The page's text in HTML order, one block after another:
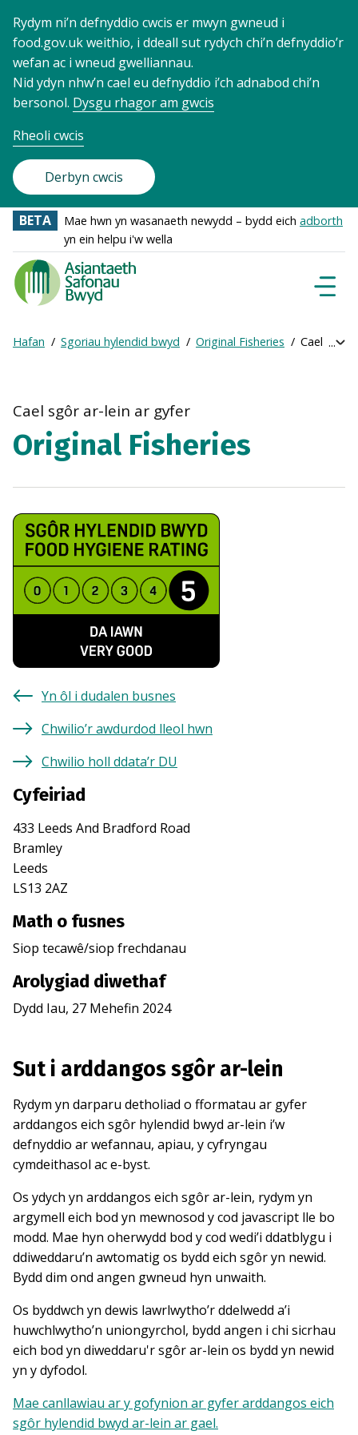
Rydym ni’n defnyddio cwcis er mwyn gwneud i
food.gov.uk weithio, i ddeall sut rydych chi’n defnyddio’r
wefan ac i wneud gwelliannau.
Nid ydyn nhw’n cael eu defnyddio i’ch adnabod chi’n
bersonol. Dysgu rhagor am gwcis
Rheoli cwcis
Derbyn cwcis
BETA Mae hwn yn wasanaeth newydd – bydd eich adborth
yn ein helpu i'w wella
Food
Standards
Agency
Frontpage
Breadcrumb
Hafan Sgoriau hylendid bwyd Original Fisheries Cael sgôr
Cael sgôr ar-lein ar gyfer
Original Fisheries
Yn ôl i dudalen busnes
Chwilio’r awdurdod lleol hwn
Chwilio holl ddata’r DU
Cyfeiriad
433 Leeds And Bradford Road
Bramley
Leeds
LS13 2AZ
Math o fusnes
Siop tecawê/siop frechdanau
Arolygiad diwethaf
Dydd Iau, 27 Mehefin 2024
Sut i arddangos sgôr ar-lein
Rydym yn darparu detholiad o fformatau ar gyfer
arddangos eich sgôr hylendid bwyd ar-lein i’w
defnyddio ar wefannau, apiau, y cyfryngau
cymdeithasol ac e-byst.
Os ydych yn arddangos eich sgôr ar-lein, rydym yn
argymell eich bod yn mewnosod y cod javascript lle bo
modd. Mae hyn oherwydd bod y cod wedi’i ddatblygu i
ddiweddaru’n awtomatig os bydd eich sgôr yn newid.
Bydd dim ond angen gwneud hyn unwaith.
Os byddwch yn dewis lawrlwytho’r ddelwedd a’i
huwchlwytho’n uniongyrchol, bydd angen i chi sicrhau
eich bod yn diweddaru'r sgôr ar-lein os bydd yn newid
yn y dyfodol.
Mae canllawiau ar y gofynion ar gyfer arddangos eich
sgôr hylendid bwyd ar-lein ar gael.